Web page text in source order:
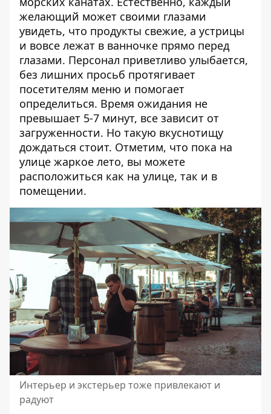
желающий может своими глазами
увидеть, что продукты свежие, а устрицы
и вовсе лежат в ванночке прямо перед
глазами. Персонал приветливо улыбается,
без лишних просьб протягивает
посетителям меню и помогает
определиться. Время ожидания не
превышает 5-7 минут, все зависит от
загруженности. Но такую вкуснотищу
дождаться стоит. Отметим, что пока на
улице жаркое лето, вы можете
расположиться как на улице, так и в
помещении.
Интерьер и экстерьер тоже привлекают и
радуют